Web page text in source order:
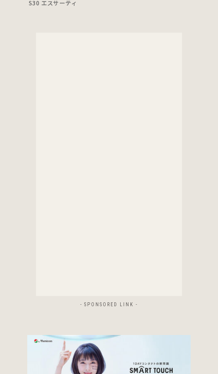
S30 エスサーティ
- SPONSORED LINK -